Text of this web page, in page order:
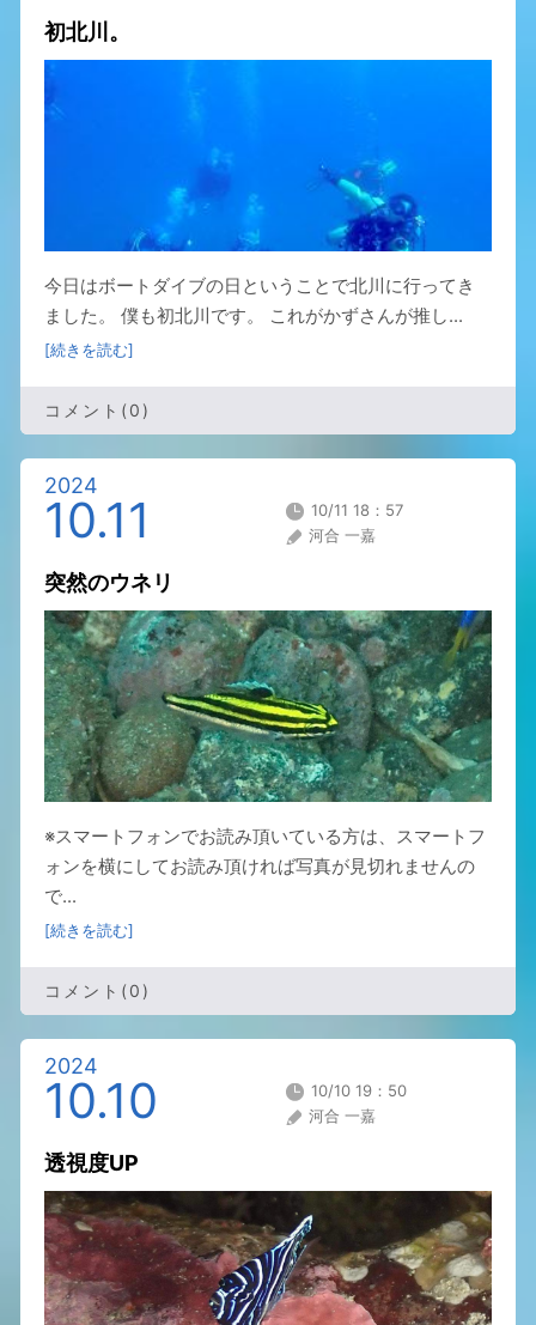
初北川。
今日はボートダイブの日ということで北川に行ってき
ました。 僕も初北川です。 これがかずさんが推し...
[続きを読む]
コメント(0)
2024
10.11
10/11 18：57
河合 一嘉
突然のウネリ
※スマートフォンでお読み頂いている方は、スマートフ
ォンを横にしてお読み頂ければ写真が見切れませんの
で...
[続きを読む]
コメント(0)
2024
10.10
10/10 19：50
河合 一嘉
透視度UP